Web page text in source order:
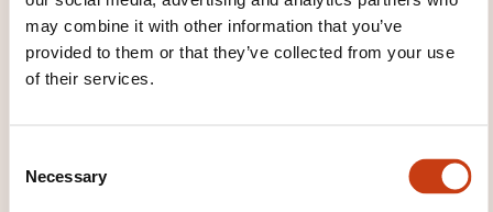
may combine it with other information that you’ve
provided to them or that they’ve collected from your use
of their services.
Necessary
Company management, Human
resources